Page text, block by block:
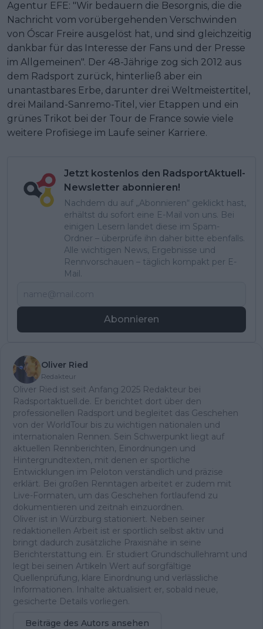
Agentur EFE: "Wir bedauern die Besorgnis, die die
Nachricht vom vorübergehenden Verschwinden
von Óscar Freire ausgelöst hat, und sind gleichzeitig
dankbar für das Interesse der Fans und der Presse
im Allgemeinen". Der 48-Jährige zog sich 2012 aus
dem Radsport zurück, hinterließ aber ein
unantastbares Erbe, darunter drei Weltmeistertitel,
drei Mailand-Sanremo-Titel, vier Etappen und ein
grünes Trikot bei der Tour de France sowie viele
weitere Profisiege im Laufe seiner Karriere.
Jetzt kostenlos den RadsportAktuell-
Newsletter abonnieren!
Nachdem du auf „Abonnieren“ geklickt hast,
erhältst du sofort eine E-Mail von uns. Bei
einigen Lesern landet diese im Spam-
Ordner – überprüfe ihn daher bitte ebenfalls.
Alle wichtigen News, Ergebnisse und
Rennvorschauen – täglich kompakt per E-
Mail.
Abonnieren
Oliver Ried
Redakteur
Oliver Ried ist seit Anfang 2025 Redakteur bei
Radsportaktuell.de. Er berichtet dort über den
professionellen Radsport und begleitet das Geschehen
von der WorldTour bis zu wichtigen nationalen und
internationalen Rennen. Sein Schwerpunkt liegt auf
aktuellen Rennberichten, Einordnungen und
Hintergrundtexten, mit denen er sportliche
Entwicklungen im Peloton verständlich und präzise
erklärt. Bei großen Renntagen arbeitet er zudem mit
Live-Formaten, um das Geschehen fortlaufend zu
dokumentieren und zeitnah einzuordnen.
Oliver ist in Würzburg stationiert. Neben seiner
redaktionellen Arbeit ist er sportlich selbst aktiv und
bringt dadurch zusätzliche Praxisnähe in seine
Berichterstattung ein. Er studiert Grundschullehramt und
legt bei seinen Artikeln Wert auf sorgfältige
Quellenprüfung, klare Einordnung und verlässliche
Informationen. Inhalte aktualisiert er, sobald neue,
gesicherte Details vorliegen.
Beiträge des Autors ansehen